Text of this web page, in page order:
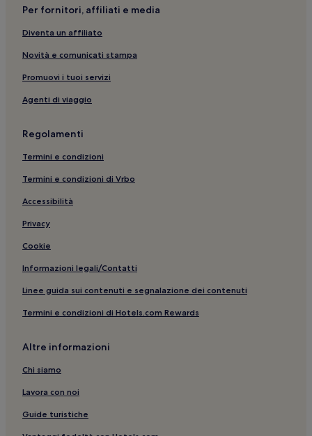
Per fornitori, affiliati e media
Diventa un affiliato
Novità e comunicati stampa
Promuovi i tuoi servizi
Agenti di viaggio
Regolamenti
Termini e condizioni
Termini e condizioni di Vrbo
Accessibilità
Privacy
Cookie
Informazioni legali/Contatti
Linee guida sui contenuti e segnalazione dei contenuti
Termini e condizioni di Hotels.com Rewards
Altre informazioni
Chi siamo
Lavora con noi
Guide turistiche